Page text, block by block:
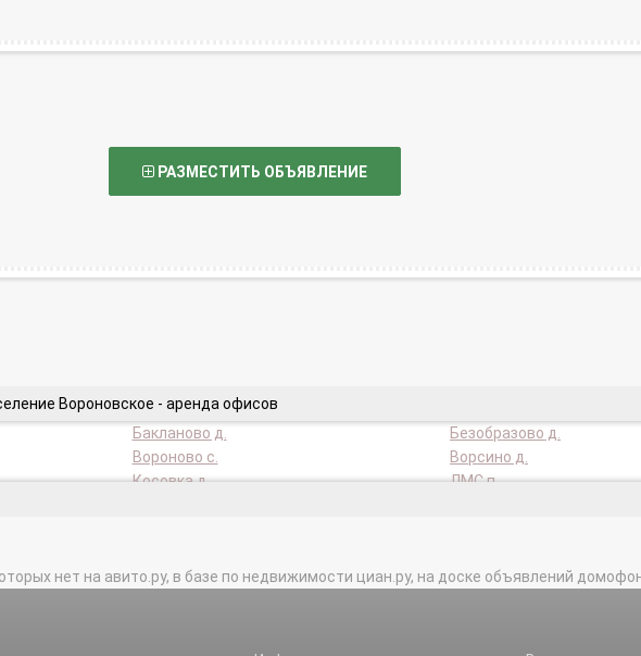
РАЗМЕСТИТЬ ОБЪЯВЛЕНИЕ
Вороновское - аренда офисов
Бакланово д. Безобразово д.
Вороново с. Ворсино д.
Косовка д. ЛМС п.
Филино д. Юдановка д.
нет на авито.ру, в базе по недвижимости циан.ру, на доске объявлений